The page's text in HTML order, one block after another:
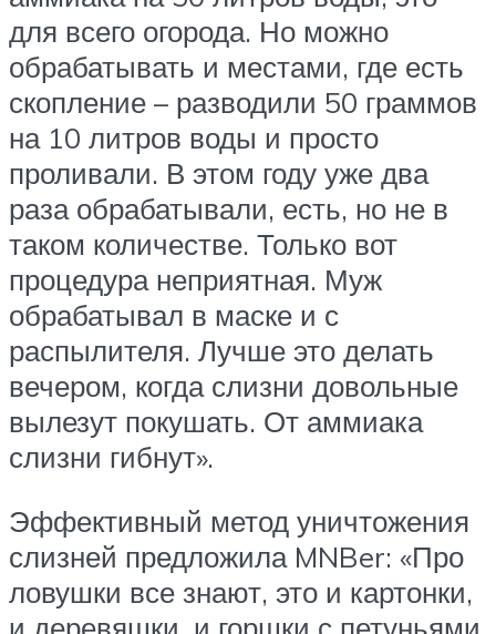
для всего огорода. Но можно
обрабатывать и местами, где есть
скопление – разводили 50 граммов
на 10 литров воды и просто
проливали. В этом году уже два
раза обрабатывали, есть, но не в
таком количестве. Только вот
процедура неприятная. Муж
обрабатывал в маске и с
распылителя. Лучше это делать
вечером, когда слизни довольные
вылезут покушать. От аммиака
слизни гибнут».
Эффективный метод уничтожения
слизней предложила MNBer: «Про
ловушки все знают, это и картонки,